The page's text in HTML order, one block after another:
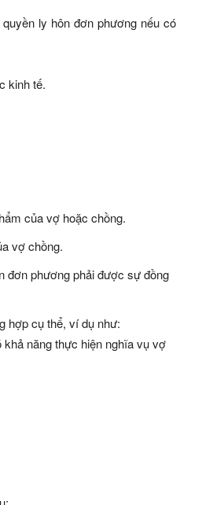
ly hôn đơn phương nếu có
kinh tế.
của vợ hoặc chồng.
vợ chồng.
đơn phương phải được sự đồng
hợp cụ thể, ví dụ như:
năng thực hiện nghĩa vụ vợ